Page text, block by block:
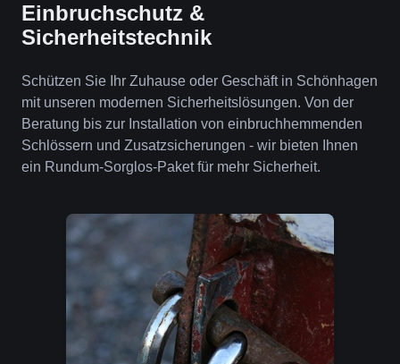
Einbruchschutz &
Sicherheitstechnik
Schützen Sie Ihr Zuhause oder Geschäft in Schönhagen
mit unseren modernen Sicherheitslösungen. Von der
Beratung bis zur Installation von einbruchhemmenden
Schlössern und Zusatzsicherungen - wir bieten Ihnen
ein Rundum-Sorglos-Paket für mehr Sicherheit.